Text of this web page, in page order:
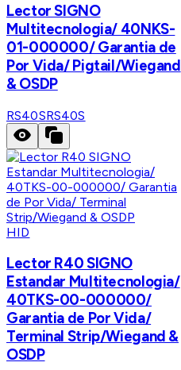
Lector SIGNO
Multitecnologia/ 40NKS-
01-000000/ Garantia de
Por Vida/ Pigtail/Wiegand
& OSDP
RS40SRS40S
HID
Lector R40 SIGNO
Estandar Multitecnologia/
40TKS-00-000000/
Garantia de Por Vida/
Terminal Strip/Wiegand &
OSDP